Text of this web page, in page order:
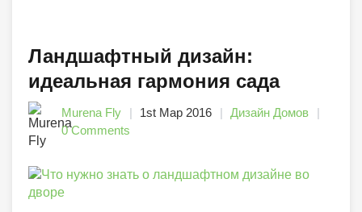
Ландшафтный дизайн:
идеальная гармония сада
Murena Fly 1st Мар 2016
Дизайн Домов
0 Comments